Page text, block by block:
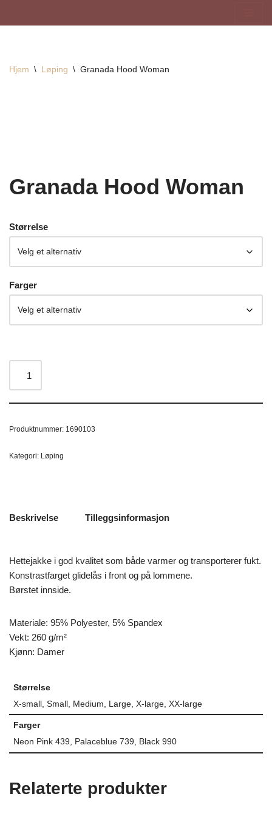
Hjem \ Løping \ Granada Hood Woman
Granada Hood Woman
Størrelse
Farger
Produktnummer: 1690103
Kategori: Løping
Beskrivelse Tilleggsinformasjon
Hettejakke i god kvalitet som både varmer og transporterer fukt.
Konstrastfarget glidelås i front og på lommene.
Børstet innside.
Materiale: 95% Polyester, 5% Spandex
Vekt: 260 g/m²
Kjønn: Damer
Størrelse
X-small, Small, Medium, Large, X-large, XX-large
Farger
Neon Pink 439, Palaceblue 739, Black 990
Relaterte produkter